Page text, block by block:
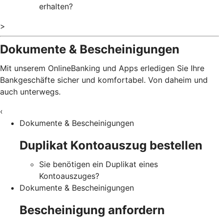
erhalten?
>
Dokumente & Bescheinigungen
Mit unserem OnlineBanking und Apps erledigen Sie Ihre
Bankgeschäfte sicher und komfortabel. Von daheim und
auch unterwegs.
‹
Dokumente & Bescheinigungen
Duplikat Kontoauszug bestellen
Sie benötigen ein Duplikat eines
Kontoauszuges?
Dokumente & Bescheinigungen
Bescheinigung anfordern